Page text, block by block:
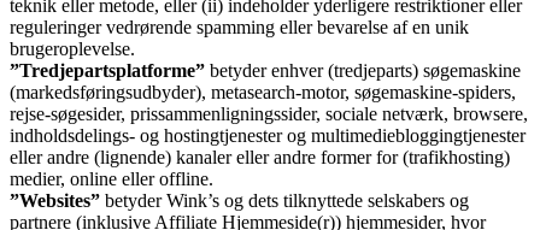
teknik eller metode, eller (ii) indeholder yderligere restriktioner eller
reguleringer vedrørende spamming eller bevarelse af en unik
brugeroplevelse.
”Tredjepartsplatforme” betyder enhver (tredjeparts) søgemaskine
(markedsføringsudbyder), metasearch-motor, søgemaskine-spiders,
rejse-søgesider, prissammenligningssider, sociale netværk, browsere,
indholdsdelings- og hostingtjenester og multimediebloggingtjenester
eller andre (lignende) kanaler eller andre former for (trafikhosting)
medier, online eller offline.
”Websites” betyder Wink’s og dets tilknyttede selskabers og
partnere (inklusive Affiliate Hjemmeside(r)) hjemmesider, hvor